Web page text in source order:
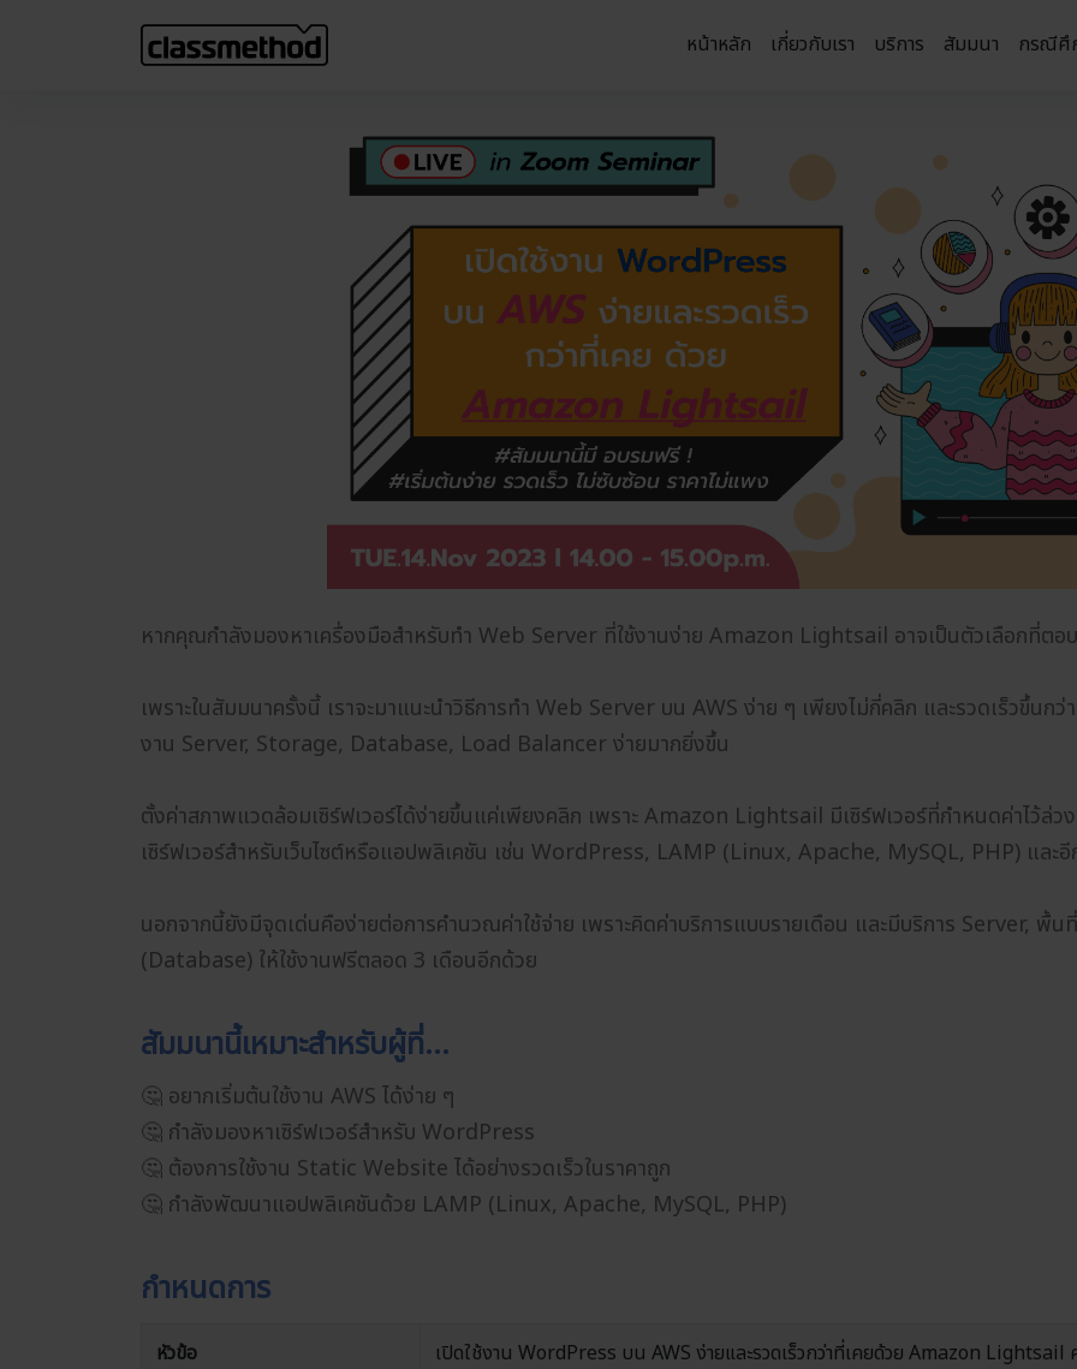
หน้าหลัก เกี่ยวกับเรา บริการ สัมมนา กรณีศึ
หากคุณกำลังมองหาเครื่องมือสำหรับทำ Web Server ที่ใช้งานง่าย Amazon Lightsail อาจเป็นตัวเลือกที่ตอ
เพราะในสัมมนาครั้งนี้ เราจะมาแนะนำวิธีการทำ Web Server บน AWS ง่าย ๆ เพียงไม่กี่คลิก และรวดเร็วขึ้
งาน Server, Storage, Database, Load Balancer ง่ายมากยิ่งขึ้น
ตั้งค่าสภาพแวดล้อมเซิร์ฟเวอร์ได้ง่ายขึ้นแค่เพียงคลิก เพราะ Amazon Lightsail มีเซิร์ฟเวอร์ที่กำหนดค่าไว้ล่
เซิร์ฟเวอร์สำหรับเว็บไซต์หรือแอปพลิเคชัน เช่น WordPress, LAMP (Linux, Apache, MySQL, PHP) และอี
นอกจากนี้ยังมีจุดเด่นคือง่ายต่อการคำนวณค่าใช้จ่าย เพราะคิดค่าบริการแบบรายเดือน และมีบริการ Server, พื้
(Database) ให้ใช้งานฟรีตลอด 3 เดือนอีกด้วย
สัมมนานี้เหมาะสำหรับผู้ที่…
🤔 อยากเริ่มต้นใช้งาน AWS ได้ง่าย ๆ
🤔 กำลังมองหาเซิร์ฟเวอร์สำหรับ WordPress
🤔 ต้องการใช้งาน Static Website ได้อย่างรวดเร็วในราคาถูก
🤔 กำลังพัฒนาแอปพลิเคชันด้วย LAMP (Linux, Apache, MySQL, PHP)
กำหนดการ
หัวข้อ เปิดใช้งาน WordPress บน AWS ง่ายและรวดเร็วกว่าที่เคยด้วย Amazon Lightsail